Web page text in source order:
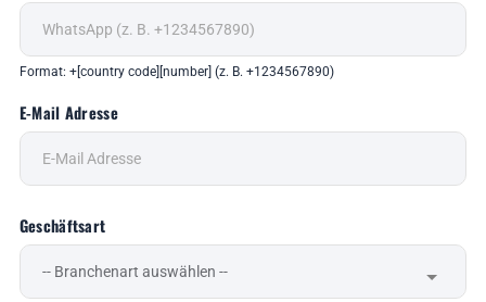
Format: +[country code][number] (z. B. +1234567890)
E-Mail Adresse
Geschäftsart